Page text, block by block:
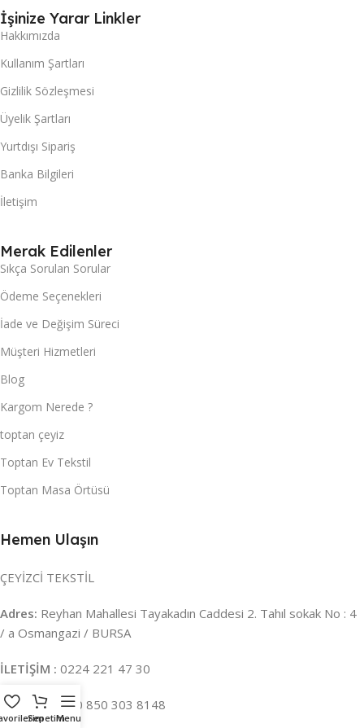
İşinize Yarar Linkler
Hakkımızda
Kullanım Şartları
Gizlilik Sözleşmesi
Üyelik Şartları
Yurtdışı Sipariş
Banka Bilgileri
İletişim
Merak Edilenler
Sıkça Sorulan Sorular
Ödeme Seçenekleri
İade ve Değişim Süreci
Müşteri Hizmetleri
Blog
Kargom Nerede ?
toptan çeyiz
Toptan Ev Tekstil
Toptan Masa Örtüsü
Hemen Ulaşın
ÇEYİZCİ TEKSTİL
Adres: Reyhan Mahallesi Tayakadın Caddesi 2. Tahıl sokak No : 4
/ a Osmangazi / BURSA
İLETİŞİM : 0224 221 47 30
WHATSAPP :0 850 303 8148
SepetimMenu